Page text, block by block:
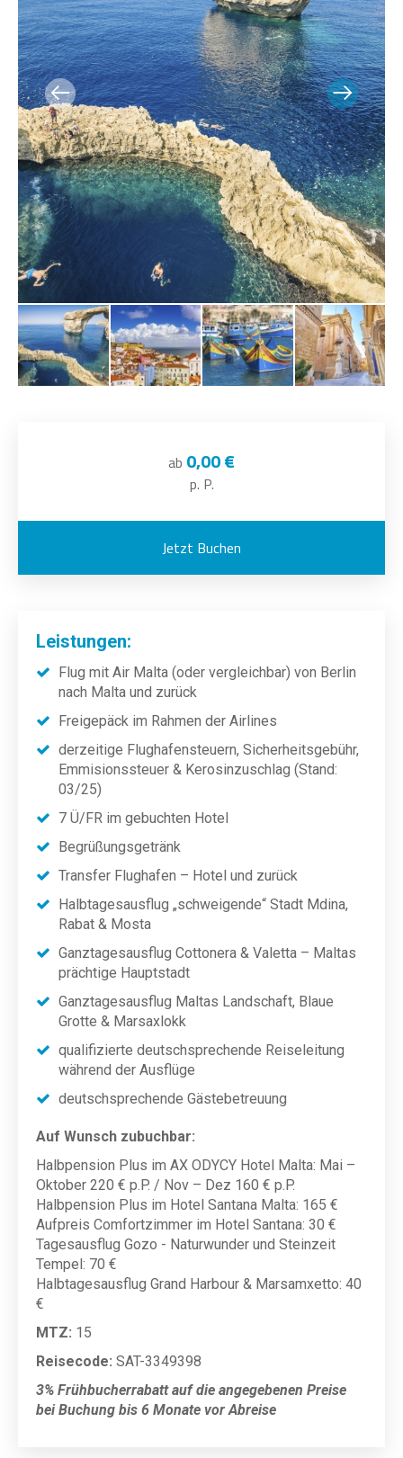
ab 0,00 €
p. P.
Jetzt Buchen
Leistungen:
Flug mit Air Malta (oder vergleichbar) von Berlin
nach Malta und zurück
Freigepäck im Rahmen der Airlines
derzeitige Flughafensteuern, Sicherheitsgebühr,
Emmisionssteuer & Kerosinzuschlag (Stand:
03/25)
7 Ü/FR im gebuchten Hotel
Begrüßungsgetränk
Transfer Flughafen – Hotel und zurück
Halbtagesausflug „schweigende“ Stadt Mdina,
Rabat & Mosta
Ganztagesausflug Cottonera & Valetta – Maltas
prächtige Hauptstadt
Ganztagesausflug Maltas Landschaft, Blaue
Grotte & Marsaxlokk
qualifizierte deutschsprechende Reiseleitung
während der Ausflüge
deutschsprechende Gästebetreuung
Auf Wunsch zubuchbar:
Halbpension Plus im AX ODYCY Hotel Malta: Mai –
Oktober 220 € p.P. / Nov – Dez 160 € p.P.
Halbpension Plus im Hotel Santana Malta: 165 €
Aufpreis Comfortzimmer im Hotel Santana: 30 €
Tagesausflug Gozo - Naturwunder und Steinzeit
Tempel: 70 €
Halbtagesausflug Grand Harbour & Marsamxetto: 40
€
MTZ: 15
Reisecode: SAT-3349398
3% Frühbucherrabatt auf die angegebenen Preise
bei Buchung bis 6 Monate vor Abreise